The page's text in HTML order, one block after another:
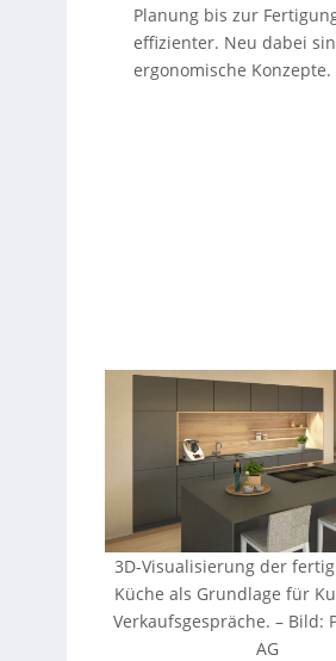
Planung bis zur
effizienter. Neu dabei
ergonomische Konzepte.
3D-Visualisierung der
Küche als Grundlage für
Verkaufsgespräche. – Bild:
AG